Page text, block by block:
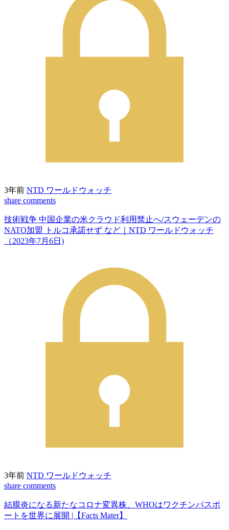
3年前 NTD ワールドウォッチ
share comments
技術戦争 中国企業の米クラウド利用禁止へ/スウェーデンの
NATO加盟 トルコ承諾せず など｜NTD ワールドウォッチ
（2023年7月6日)
3年前 NTD ワールドウォッチ
share comments
結膜炎になる新たなコロナ変異株、WHOはワクチンパスポ
ートを世界に展開 |【Facts Mater】